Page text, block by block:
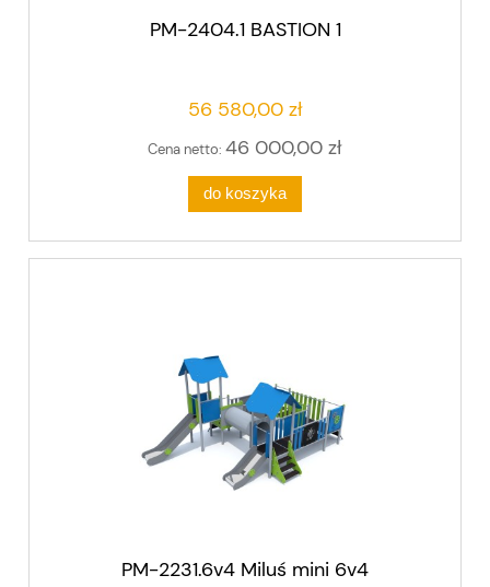
PM-2404.1 BASTION 1
56 580,00 zł
Cena netto: 46 000,00 zł
do koszyka
PM-2231.6v4 Miluś mini 6v4